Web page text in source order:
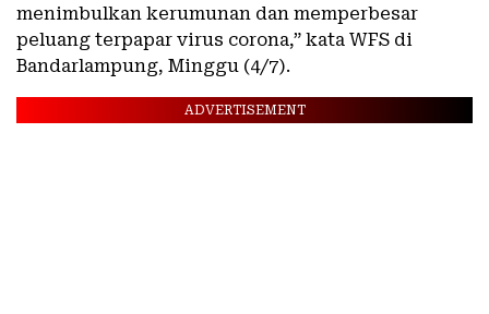
menimbulkan kerumunan dan memperbesar
peluang terpapar virus corona,” kata WFS di
Bandarlampung, Minggu (4/7).
ADVERTISEMENT